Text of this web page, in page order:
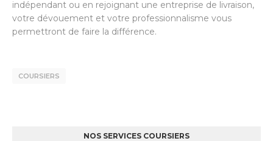
indépendant ou en rejoignant une entreprise de livraison,
votre dévouement et votre professionnalisme vous
permettront de faire la différence.
COURSIERS
NOS SERVICES COURSIERS